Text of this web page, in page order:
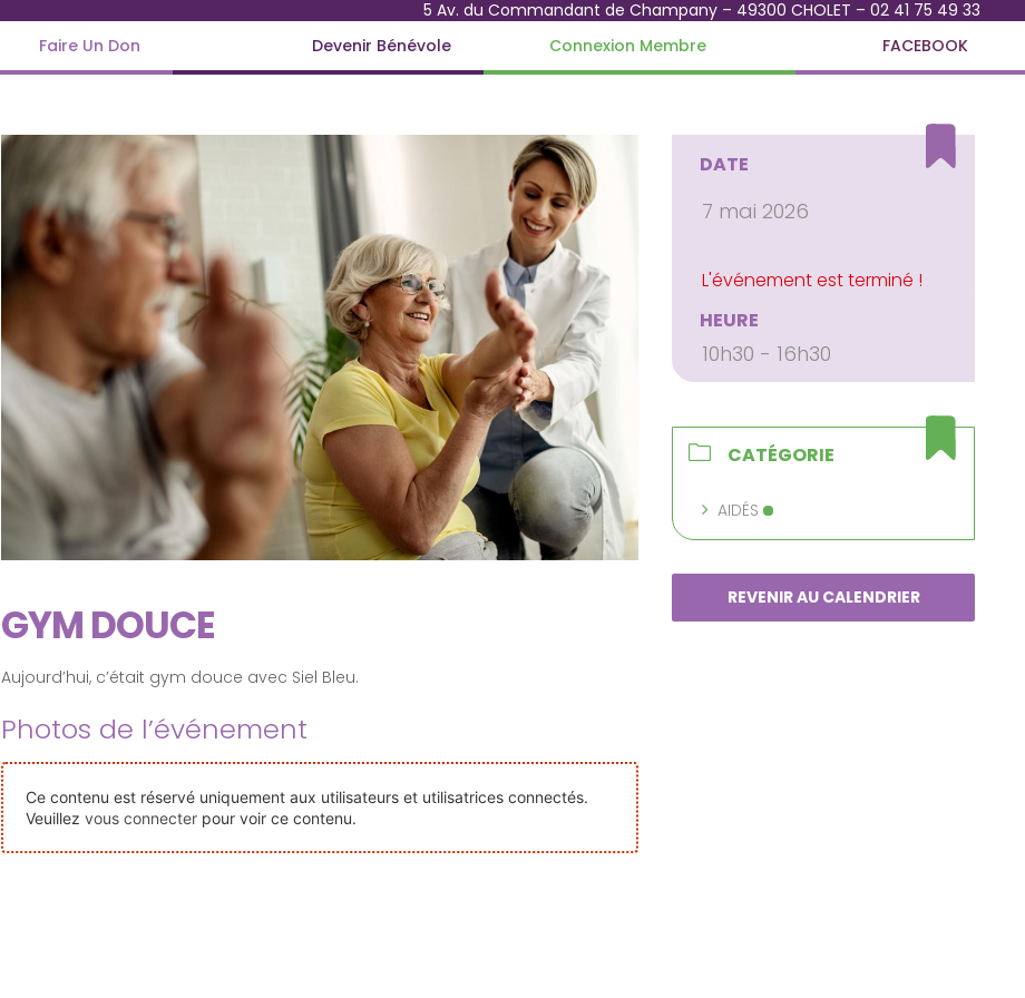
5 Av. du Commandant de Champany – 49300 CHOLET – 02 41 75 49 33
Faire Un Don
Devenir Bénévole Connexion Membre FACEBOOK
GYM DOUCE
Aujourd’hui, c’était gym douce avec Siel Bleu.
Photos de l’événement
Ce contenu est réservé uniquement aux utilisateurs et utilisatrices connectés.
Veuillez vous connecterpour voir ce contenu.
DATE
7 mai 2026
HEURE
10h30 - 16h30
CATÉGORIE
AIDÉS
REVENIR AU CALENDRIER